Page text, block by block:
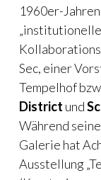
1960er-
Sec, einer
Tempelhof
District und
Während
Galerie hat
Ausstellung